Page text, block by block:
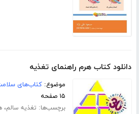
دانلود کتاب هرم راهنمای تغذیه
موضوع:کتاب‌های
۱۵ صفحه
برچسب‌ها: تغذیه سالم،